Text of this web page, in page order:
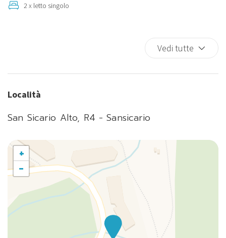
Frigorifero
Phon
Piatti
Riscaldamento
Vista montagna
2 x letto singolo
Vedi tutte
Località
San Sicario Alto, R4 - Sansicario
+
−